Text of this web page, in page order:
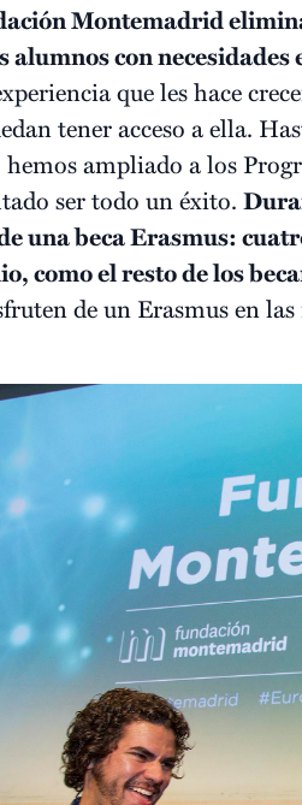
Montemadrid
alumnos con
que les hace
tener acceso a ella.
ampliado a los
ser todo un éxito.
una beca Erasmus:
como el resto de los
de un Erasmus en